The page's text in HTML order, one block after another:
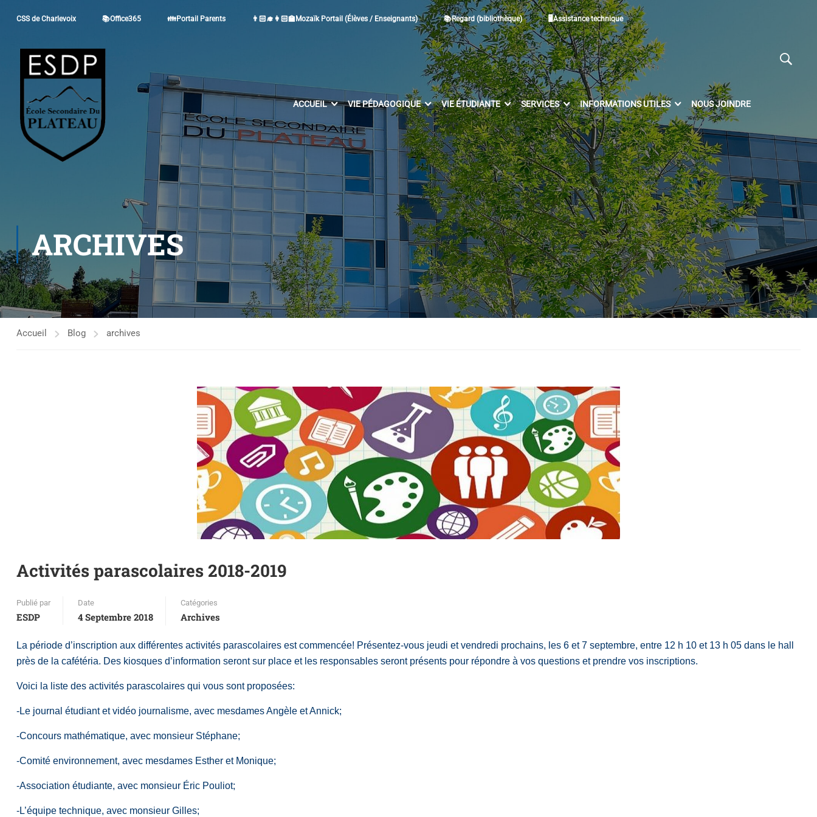
CSS de Charlevoix 📚Office365 👪Portail Parents 👨🏻‍🎓👩🏻‍🏫Mozaïk Portail (Élèves / Enseignants) 📚Regard (bibliothèque) 🖥Assistance technique
ACCUEIL VIE PÉDAGOGIQUE VIE ÉTUDIANTE SERVICES INFORMATIONS UTILES NOUS JOINDRE
ARCHIVES
Accueil Blog archives
Activités parascolaires 2018-2019
Publié par
ESDP
Date
4 Septembre 2018
Catégories
Archives
La période d’inscription aux différentes activités parascolaires est commencée! Présentez-vous jeudi et vendredi prochains, les 6 et 7 septembre, entre 12 h 10 et 13 h 05 dans le hall
près de la cafétéria. Des kiosques d’information seront sur place et les responsables seront présents pour répondre à vos questions et prendre vos inscriptions.
Voici la liste des activités parascolaires qui vous sont proposées:
-Le journal étudiant et vidéo journalisme, avec mesdames Angèle et Annick;
-Concours mathématique, avec monsieur Stéphane;
-Comité environnement, avec mesdames Esther et Monique;
-Association étudiante, avec monsieur Éric Pouliot;
-L’équipe technique, avec monsieur Gilles;